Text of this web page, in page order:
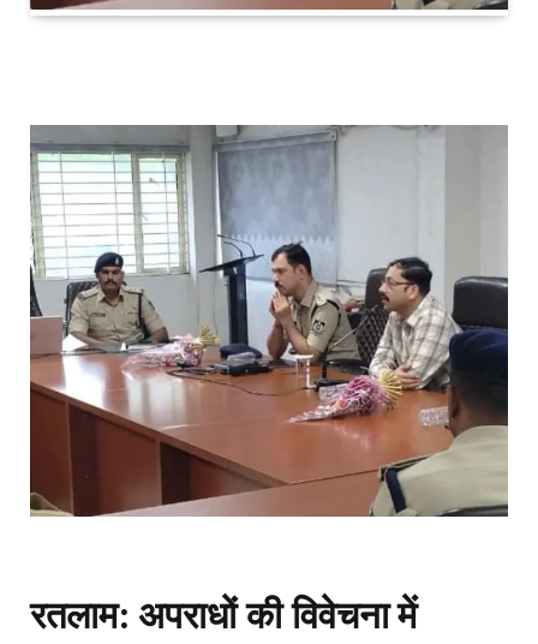
रतलाम: अपराधों की विवेचना में